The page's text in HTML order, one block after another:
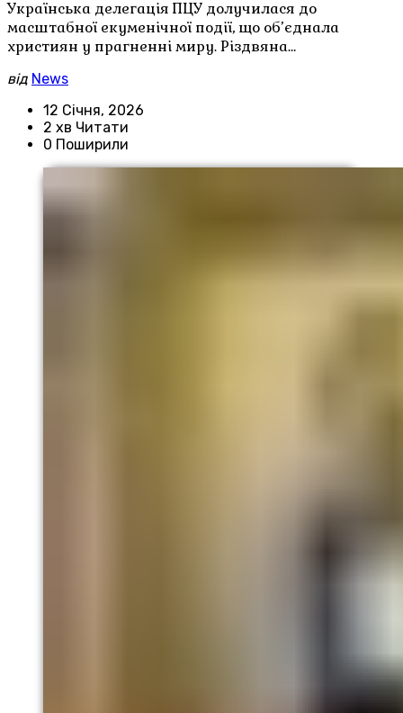
Українська делегація ПЦУ долучилася до
масштабної екуменічної події, що об’єднала
християн у прагненні миру. Різдвяна…
від News
12 Січня, 2026
2 хв Читати
0 Поширили